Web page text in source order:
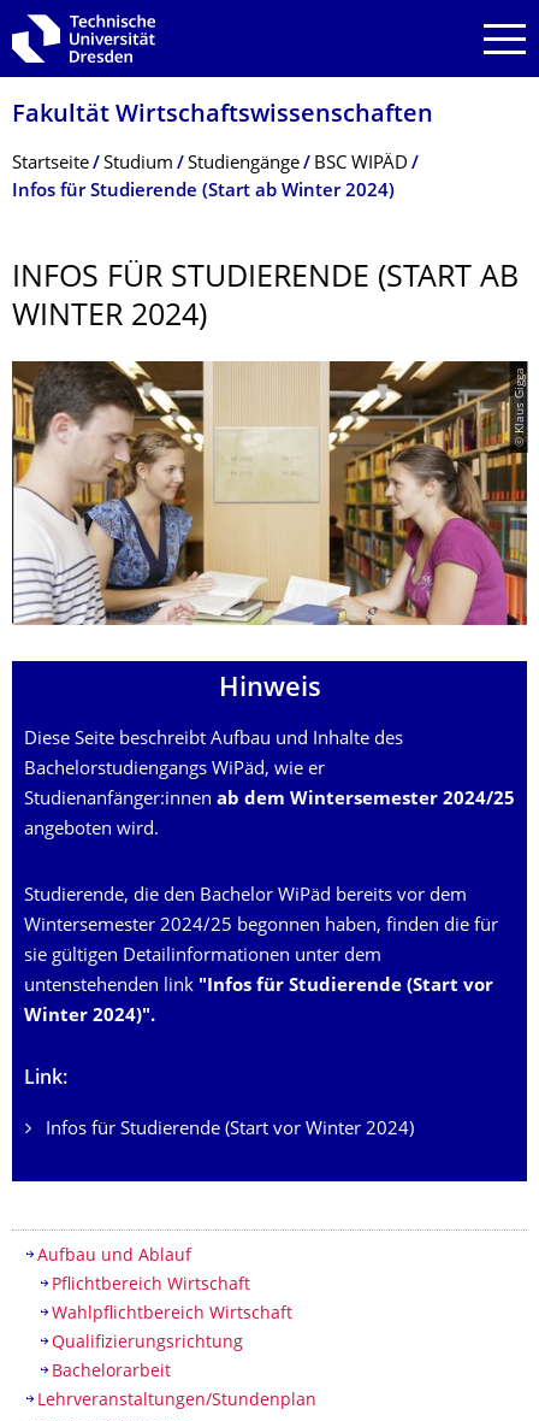
Zur Hauptnavigation springen
Zur Suche springen
Zum Inhalt springen
Fakultät Wirtschaftswissen­schaften
Breadcrumb-Menü
Startseite Studium Studiengänge
BSC WIPÄD
Infos für Studierende (Start ab Winter 2024)
INFOS FÜR STUDIERENDE (START AB
WINTER 2024)
© Klaus Gigga
Hinweis
Diese Seite beschreibt Aufbau und Inhalte des
Bachelorstudiengangs WiPäd, wie er
Studienanfänger:innen ab dem Wintersemester 2024/25
angeboten wird.
Studierende, die den Bachelor WiPäd bereits vor dem
Wintersemester 2024/25 begonnen haben, finden die für
sie gültigen Detailinformationen unter dem
untenstehenden link "Infos für Studierende (Start vor
Winter 2024)".
Link:
Infos für Studierende (Start vor Winter 2024)
Inhaltsverzeichnis
Aufbau und Ablauf
Pflichtbereich Wirtschaft
Wahlpflichtbereich Wirtschaft
Qualifizierungsrichtung
Bachelorarbeit
Lehrveranstaltungen/Stundenplan